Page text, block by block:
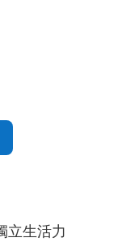
立生活力